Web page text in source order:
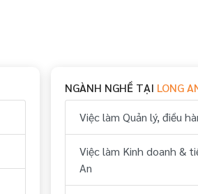
NGÀNH NGHỀ TẠI LONG
Việc làm Quản lý, điều
Việc làm Kinh doanh &
An